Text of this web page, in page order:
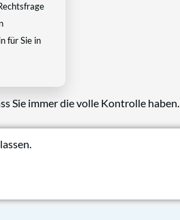
für Sie in
Sie immer die volle Kontrolle haben.